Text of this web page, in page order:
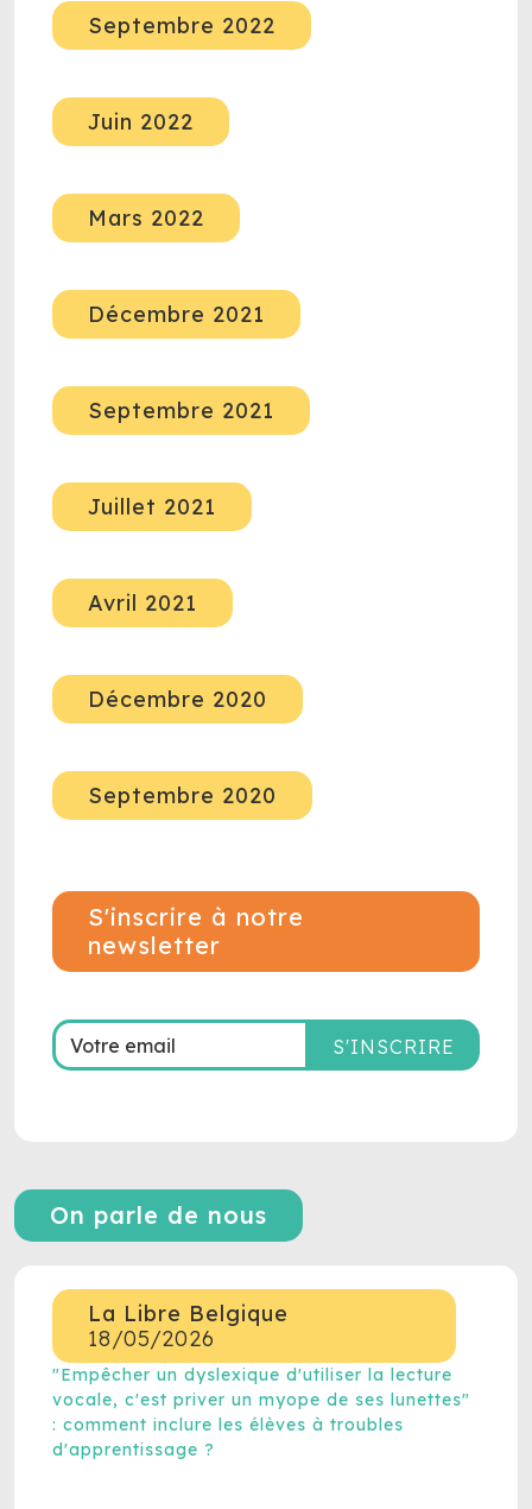
Septembre 2022
Juin 2022
Mars 2022
Décembre 2021
Septembre 2021
Juillet 2021
Avril 2021
Décembre 2020
Septembre 2020
S'inscrire à notre
newsletter
S'INSCRIRE
On parle de nous
La Libre Belgique
18/05/2026
"Empêcher un dyslexique d'utiliser la lecture
vocale, c'est priver un myope de ses lunettes"
: comment inclure les élèves à troubles
d'apprentissage ?